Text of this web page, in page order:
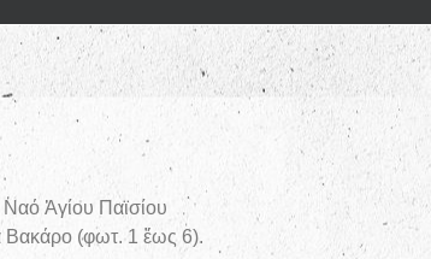
Ἁγίου Παϊσίου
Βακάρο (φωτ. 1 ἕως 6).